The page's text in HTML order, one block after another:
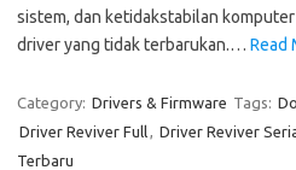
sistem, dan ketidakstabilan
driver yang tidak terbarukan.… Read
Category: Drivers & Firmware Tags:
Driver Reviver Full, Driver Reviver
Terbaru